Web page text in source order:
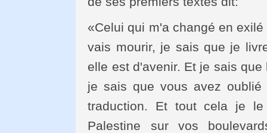
«Celui qui m'a changé en
vais mourir, je sais que je
elle est d'avenir. Et je sais
je sais que vous avez
traduction. Et tout cela je
Palestine sur vos